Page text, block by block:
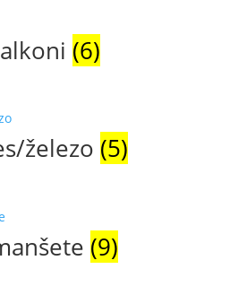
(6)
železo (5)
(9)